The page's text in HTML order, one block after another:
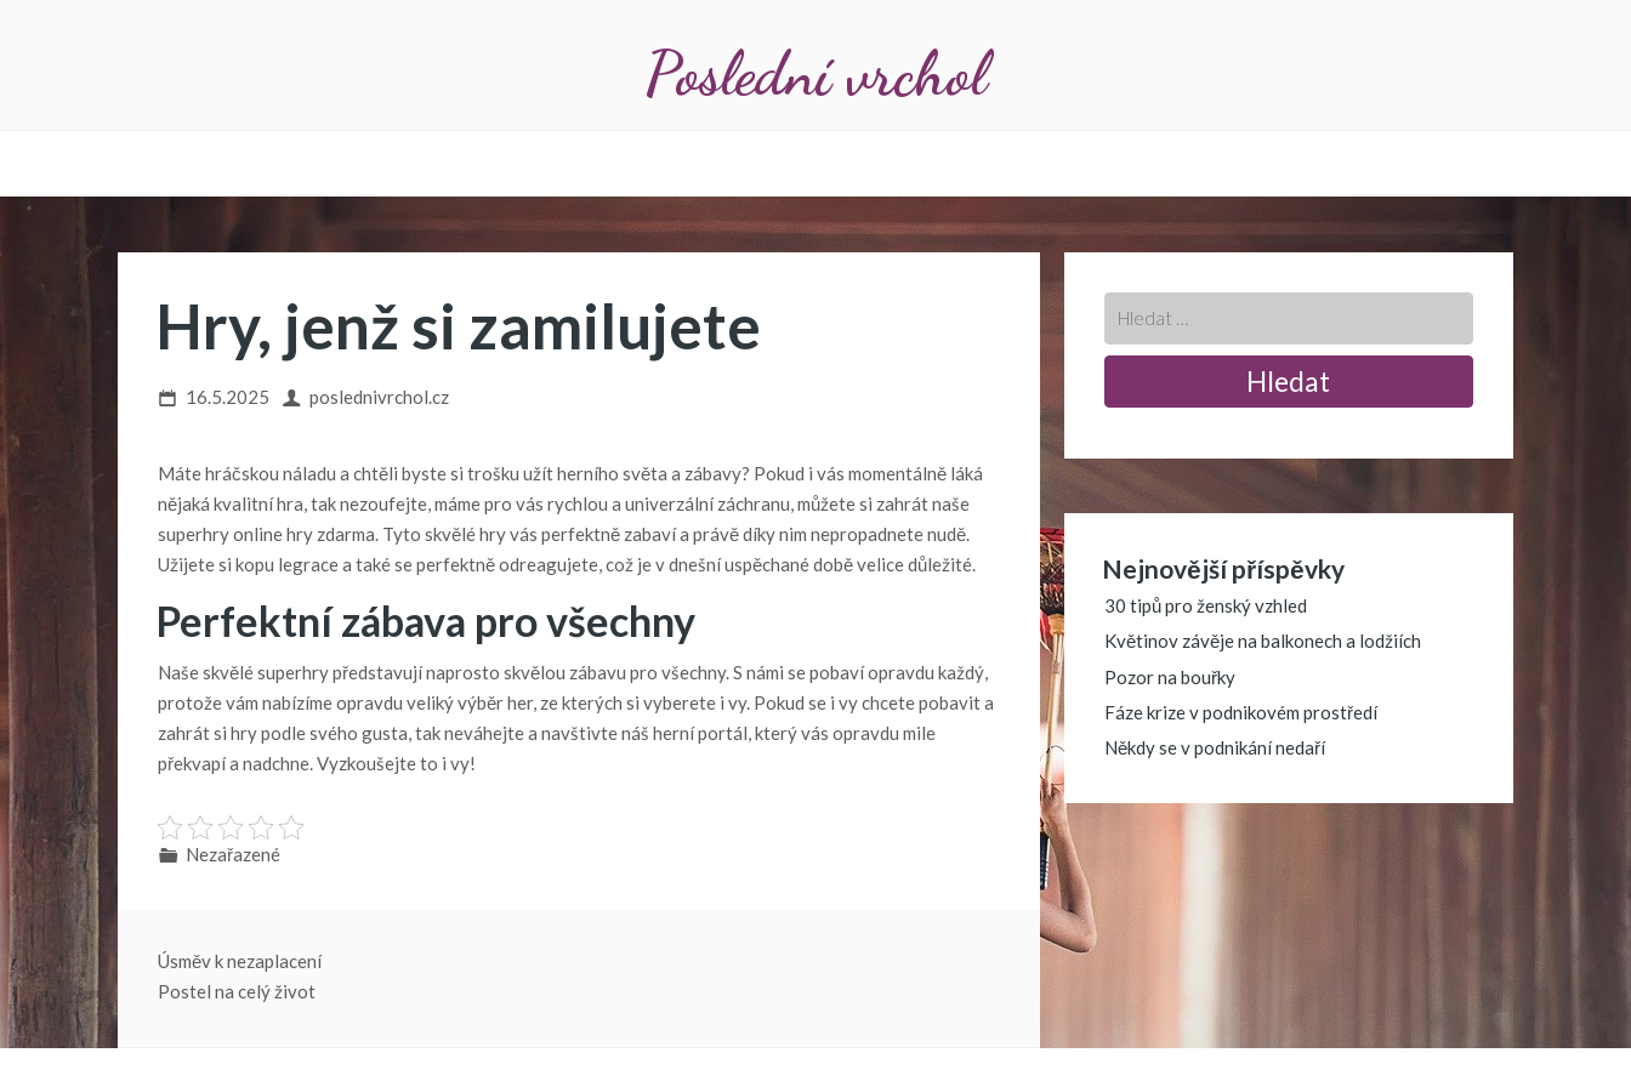
Poslední vrchol
Hry, jenž si zamilujete
16.5.2025 poslednivrchol.cz
Máte hráčskou náladu a chtěli byste si trošku užít herního světa a zábavy? Pokud i vás momentálně láká
nějaká kvalitní hra, tak nezoufejte, máme pro vás rychlou a univerzální záchranu, můžete si zahrát naše
superhry online hry zdarma. Tyto skvělé hry vás perfektně zabaví a právě díky nim nepropadnete nudě.
Užijete si kopu legrace a také se perfektně odreagujete, což je v dnešní uspěchané době velice důležité.
Perfektní zábava pro všechny
Naše skvělé superhry představují naprosto skvělou zábavu pro všechny. S námi se pobaví opravdu každý,
protože vám nabízíme opravdu veliký výběr her, ze kterých si vyberete i vy. Pokud se i vy chcete pobavit a
zahrát si hry podle svého gusta, tak neváhejte a navštivte náš herní portál, který vás opravdu mile
překvapí a nadchne. Vyzkoušejte to i vy!
Nezařazené
Navigace
Úsměv k nezaplacení
Postel na celý život
Nejnovější příspěvky
30 tipů pro ženský vzhled
Květinov závěje na balkonech a lodžiích
Pozor na bouřky
Fáze krize v podnikovém prostředí
Někdy se v podnikání nedaří